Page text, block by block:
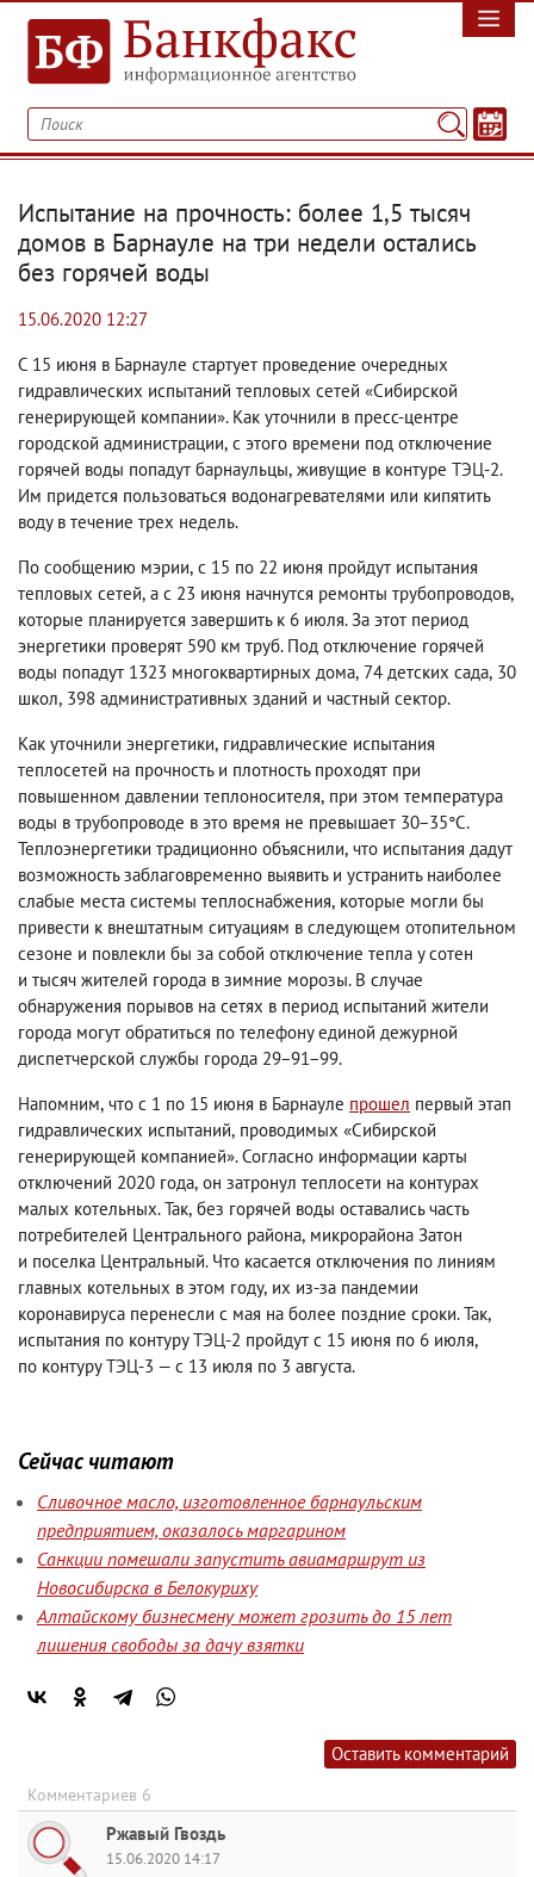
Испытание на прочность: более 1,5 тысяч
домов в Барнауле на три недели остались
без горячей воды
15.06.2020 12:27
С 15 июня в Барнауле стартует проведение очередных
гидравлических испытаний тепловых сетей «Сибирской
генерирующей компании». Как уточнили в пресс-центре
городской администрации, с этого времени под отключение
горячей воды попадут барнаульцы, живущие в контуре ТЭЦ-2.
Им придется пользоваться водонагревателями или кипятить
воду в течение трех недель.
По сообщению мэрии, с 15 по 22 июня пройдут испытания
тепловых сетей, а с 23 июня начнутся ремонты трубопроводов,
которые планируется завершить к 6 июля. За этот период
энергетики проверят 590 км труб. Под отключение горячей
воды попадут 1323 многоквартирных дома, 74 детских сада, 30
школ, 398 административных зданий и частный сектор.
Как уточнили энергетики, гидравлические испытания
теплосетей на прочность и плотность проходят при
повышенном давлении теплоносителя, при этом температура
воды в трубопроводе в это время не превышает 30−35°С.
Теплоэнергетики традиционно объяснили, что испытания дадут
возможность заблаговременно выявить и устранить наиболее
слабые места системы теплоснабжения, которые могли бы
привести к внештатным ситуациям в следующем отопительном
сезоне и повлекли бы за собой отключение тепла у сотен
и тысяч жителей города в зимние морозы. В случае
обнаружения порывов на сетях в период испытаний жители
города могут обратиться по телефону единой дежурной
диспетчерской службы города 29−91−99.
Напомним, что с 1 по 15 июня в Барнауле прошел первый этап
гидравлических испытаний, проводимых «Сибирской
генерирующей компанией». Согласно информации карты
отключений 2020 года, он затронул теплосети на контурах
малых котельных. Так, без горячей воды оставались часть
потребителей Центрального района, микрорайона Затон
и поселка Центральный. Что касается отключения по линиям
главных котельных в этом году, их из-за пандемии
коронавируса перенесли с мая на более поздние сроки. Так,
испытания по контуру ТЭЦ-2 пройдут с 15 июня по 6 июля,
по контуру ТЭЦ-3 — с 13 июля по 3 августа.
Сейчас читают
Сливочное масло, изготовленное барнаульским
предприятием, оказалось маргарином
Санкции помешали запустить авиамаршрут из
Новосибирска в Белокуриху
Алтайскому бизнесмену может грозить до 15 лет
лишения свободы за дачу взятки
Оставить комментарий
Комментариев 6
Ржавый Гвоздь
15.06.2020 14:17